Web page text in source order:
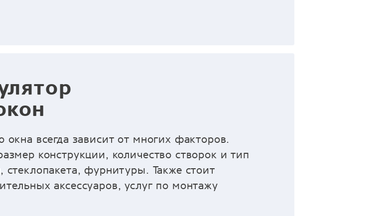
окна всегда зависит от многих факторов.
конструкции, количество створок и тип
фурнитуры. Также стоит
аксессуаров, услуг по монтажу